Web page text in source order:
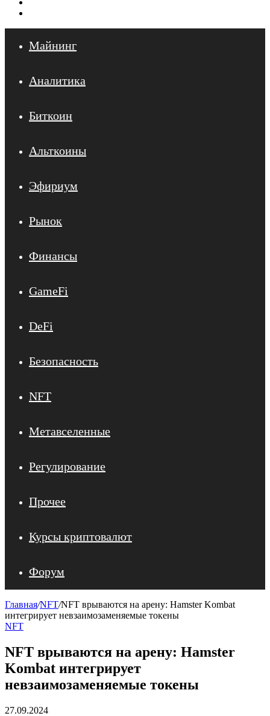
Майнинг
Аналитика
Биткоин
Альткоины
Эфириум
Рынок
Финансы
GameFi
DeFi
Безопасность
NFT
Метавселенные
Регулирование
Прочее
Курсы криптовалют
Форум
Главная/NFT/NFT врываются на арену: Hamster Kombat
интегрирует невзаимозаменяемые токены
NFT
NFT врываются на арену: Hamster
Kombat интегрирует
невзаимозаменяемые токены
27.09.2024